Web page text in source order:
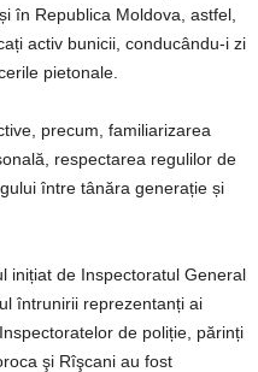
în Republica Moldova, astfel,
activ bunicii, conducându-i zi
pietonale.
precum, familiarizarea
respectarea regulilor de
între tânăra generație și
inițiat de Inspectoratul General
întrunirii reprezentanți ai
de poliție, părinți
şi Rîşcani au fost